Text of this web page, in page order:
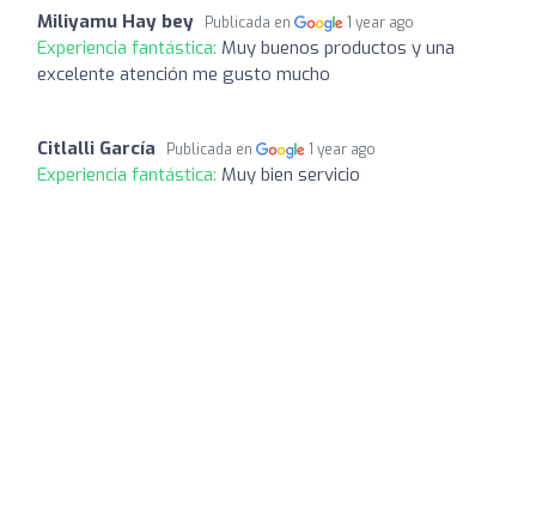
Miliyamu Hay bey Publicada en 1 year ago
Experiencia fantástica: Muy buenos productos y una
excelente atención me gusto mucho
Citlalli García Publicada en 1 year ago
Experiencia fantástica: Muy bien servicio